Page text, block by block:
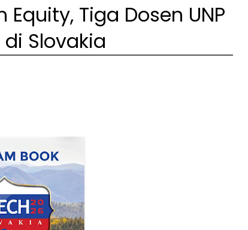
Tiga Dosen UNP
Slovakia